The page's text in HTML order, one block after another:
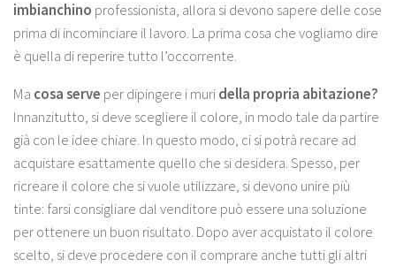
imbianchino professionista, allora si devono sapere delle cose
prima di incominciare il lavoro. La prima cosa che vogliamo dire
è quella di reperire tutto l’occorrente.
Ma cosa serve perdipingere i muridella propria abitazione?
Innanzitutto, si deve scegliere il colore, in modo tale da partire
già con le idee chiare. In questo modo, ci si potrà recare ad
acquistare esattamente quello che si desidera. Spesso, per
ricreare il colore che si vuole utilizzare, si devono unire più
tinte: farsi consigliare dal venditore può essere una soluzione
per ottenere un buon risultato. Dopo aver acquistato il colore
scelto, si deve procedere con il comprare anche tutti gli altri